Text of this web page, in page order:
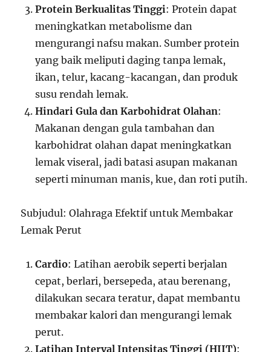
Protein Berkualitas Tinggi: Protein dapat
meningkatkan metabolisme dan
mengurangi nafsu makan. Sumber protein
yang baik meliputi daging tanpa lemak,
ikan, telur, kacang-kacangan, dan produk
susu rendah lemak.
Hindari Gula dan Karbohidrat Olahan:
Makanan dengan gula tambahan dan
karbohidrat olahan dapat meningkatkan
lemak viseral, jadi batasi asupan makanan
seperti minuman manis, kue, dan roti putih.
Subjudul: Olahraga Efektif untuk Membakar
Lemak Perut
Cardio: Latihan aerobik seperti berjalan
cepat, berlari, bersepeda, atau berenang,
dilakukan secara teratur, dapat membantu
membakar kalori dan mengurangi lemak
perut.
Latihan Interval Intensitas Tinggi (HIIT):